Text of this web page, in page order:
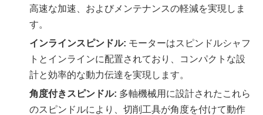
高速な加速、およびメンテナンスの軽減を実現しま
す。
インラインスピンドル: モーターはスピンドルシャフ
トとインラインに配置されており、コンパクトな設
計と効率的な動力伝達を実現します。
角度付きスピンドル: 多軸機械用に設計されたこれら
のスピンドルにより、切削工具が角度を付けて動作